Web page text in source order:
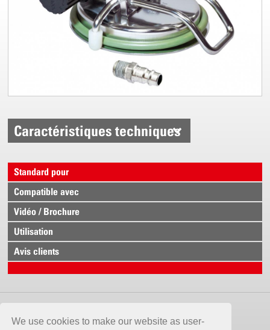
We use cookies to make our website as user-
Caractéristiques techniques
Standard pour
Compatible avec
Vidéo / Brochure
Utilisation
Avis clients
CONTACT